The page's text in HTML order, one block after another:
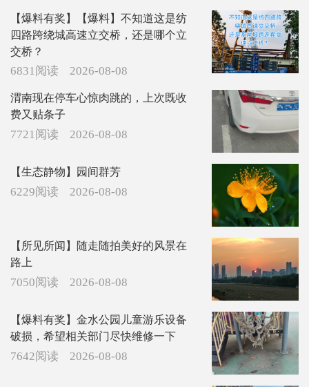
【爆料有奖】【爆料】不知道这是纺
四路跨绕城高速立交桥，还是哪个立
交桥？
6831阅读 2026-08-08
渭南现在停车心惊肉跳的，上次既收
费又贴条子
7721阅读 2026-08-08
【生态静物】园间群芳
6229阅读 2026-08-08
【所见所闻】随走随拍美好的风景在
路上
7050阅读 2026-08-08
【爆料有奖】金水公园儿童游乐设备
破损，希望相关部门尽快维修一下
7642阅读 2026-08-08